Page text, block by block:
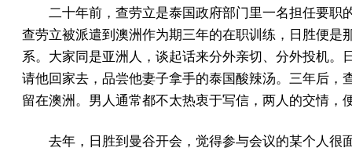
二十年前，查劳立是泰国政府部门里一名担任要职
查劳立被派遣到澳洲作为期三年的在职训练，日胜便是
系。大家同是亚洲人，谈起话来分外亲切、分外投机。
请他回家去，品尝他妻子拿手的泰国酸辣汤。三年后，
留在澳洲。男人通常都不太热衷于写信，两人的交情，
去年，日胜到曼谷开会，觉得参与会议的某个人很